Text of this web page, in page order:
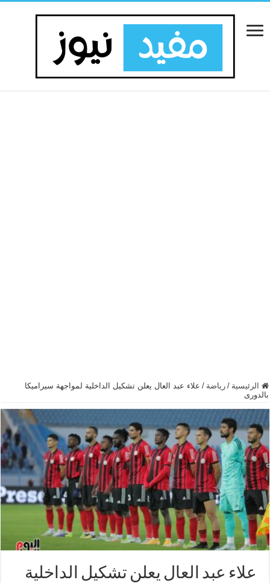
الرئيسية / رياضة / علاء عبد العال يعلن تشكيل الداخلية لمواجهة سيراميكا
بالدورى
علاء عبد العال يعلن تشكيل الداخلية